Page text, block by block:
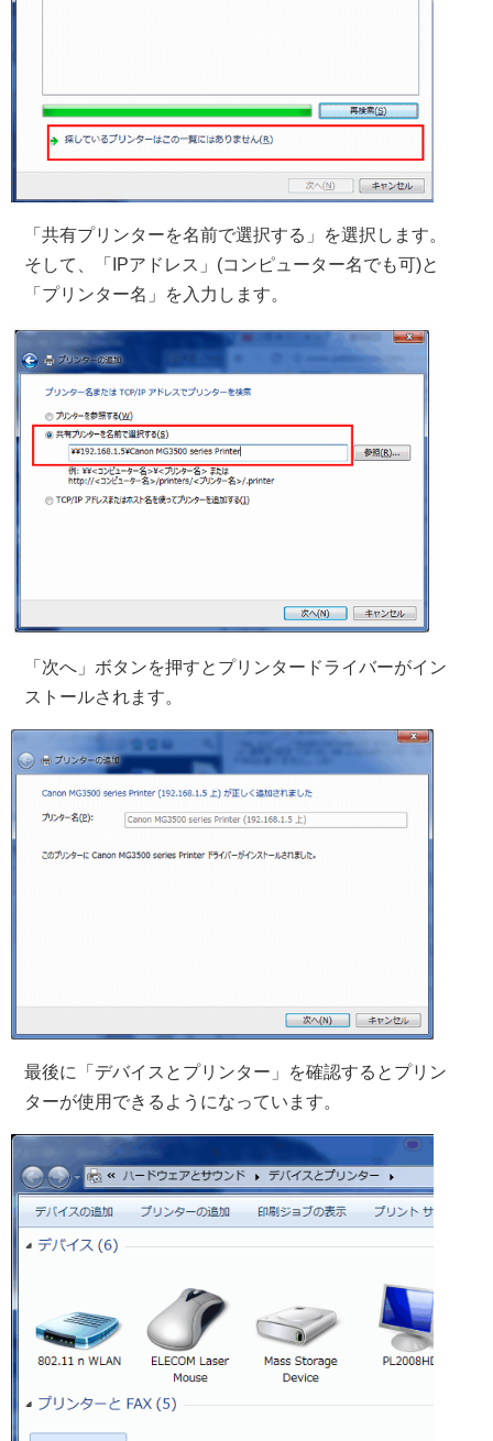
「共有プリンターを名前で選択する」を選択します。
そして、「IPアドレス」(コンピューター名でも可)と
「プリンター名」を入力します。
「次へ」ボタンを押すとプリンタードライバーがイン
ストールされます。
最後に「デバイスとプリンター」を確認するとプリン
ターが使用できるようになっています。